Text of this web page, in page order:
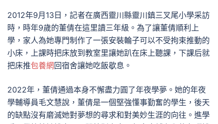
2012年9月13日，記者在廣西靈川縣靈川鎮三叉尾小學采訪
時，時年9歲的董倩在這里讀三年級。為了讓董倩順利上
學，家人為她專門制作了一張安裝輪子可以不受拘束推動的
小床，上課時把床放到教室里讓她趴在床上聽課，下課后就
把床推包養網 回宿舍讓她吃飯歇息。
2022年，董倩通過本身不懈盡力圓了年夜學夢。她的年夜
學輔導員毛文慧說，董倩是一個堅強懂事勤奮的學生，後天
的缺點沒有磨滅她對夢想的尋求和對美妙生涯的向往。進學